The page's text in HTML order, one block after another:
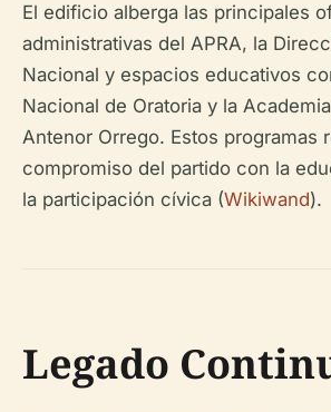
El edificio alberga las principales
administrativas del APRA, la
Nacional y espacios educativos
Nacional de Oratoria y la
Antenor Orrego. Estos programas
compromiso del partido con la
la participación cívica (Wikiwand).
Legado